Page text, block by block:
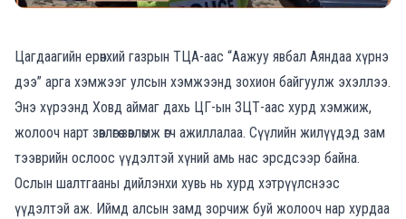
Цагдаагийн ерөнхий газрын ТЦА-аас “Аажуу явбал Аяндаа хүрнэ
дээ” арга хэмжээг улсын хэмжээнд зохион байгуулж эхэллээ.
Энэ хүрээнд Ховд аймаг дахь ЦГ-ын ЗЦТ-аас хурд хэмжиж,
жолооч нарт зөвлөгөө зөвлөмж өгч ажиллалаа. Сүүлийн жилүүдэд зам
тээврийн ослоос үүдэлтэй хүний амь нас эрсдсээр байна.
Ослын шалтгааны дийлэнхи хувь нь хурд хэтрүүлснээс
үүдэлтэй аж. Иймд алсын замд зорчиж буй жолооч нар хурдаа